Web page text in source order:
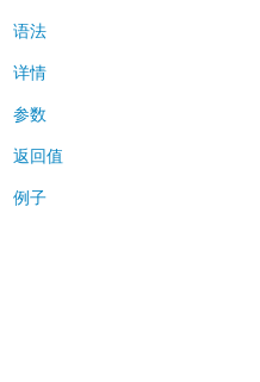
语法
详情
参数
返回值
例子